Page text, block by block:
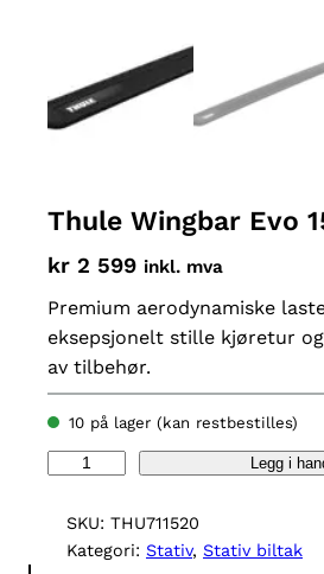
Thule Wingbar Evo
kr 2 599 inkl. mva
Premium aerodynamiske
eksepsjonelt stille kjøretur
av tilbehør.
10 på lager (kan restbestilles)
Legg i
SKU: THU711520
Kategori: Stativ, Stativ biltak